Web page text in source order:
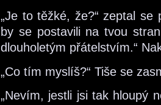
„Je to těžké, že?“ zeptal se
by se postavili na tvou
dlouholetým přátelstvím.“
„Co tím myslíš?“ Tiše se
„Nevím, jestli jsi tak hloupý